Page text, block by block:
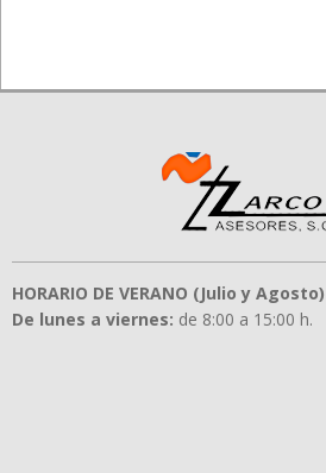
HORARIO DE VERANO (Julio y Agosto)
De lunes a viernes: de 8:00 a 15:00 h.